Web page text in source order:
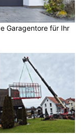
Garagentore für Ihr